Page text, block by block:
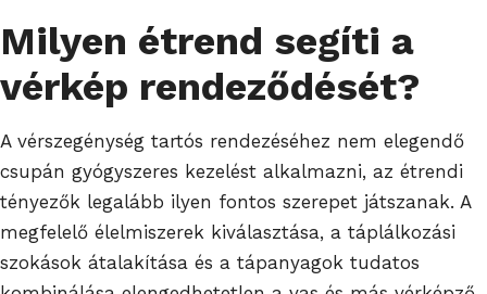
Milyen étrend segíti a
vérkép rendeződését?
A vérszegénység tartós rendezéséhez nem elegendő
csupán gyógyszeres kezelést alkalmazni, az étrendi
tényezők legalább ilyen fontos szerepet játszanak. A
megfelelő élelmiszerek kiválasztása, a táplálkozási
szokások átalakítása és a tápanyagok tudatos